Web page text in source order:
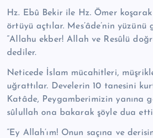
Hz. Ebû Bekir ile Hz. Ömer
örtüyü açtılar. Mes’âde’nin yüzünü
“Allahu ekber! Allah ve Resûlü
dediler.
Neticede İslam mücahitleri,
uğrattılar. Develerin 10 tane­sini
Katâde, Peygamberimizin yanına
sû­lul­lah ona bakarak şöyle dua
“Ey Allah’ım! Onun saçına ve